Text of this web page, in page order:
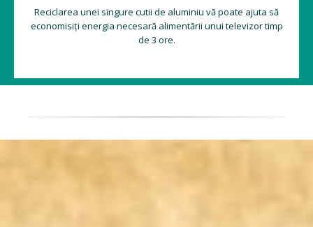
Reciclarea unei singure cutii de aluminiu vă poate ajuta să
economisiți energia necesară alimentării unui televizor timp
de 3 ore.